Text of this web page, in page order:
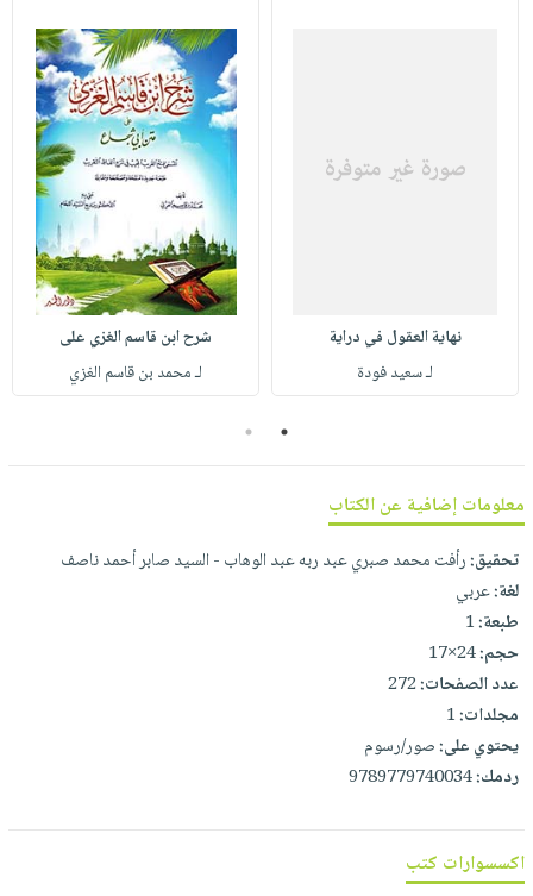
حقائب
صابون
مناسبات
حدود
فيديوهات
يتكرر
خدمات
نيل
وفرات
انشر
كتابك
تواصل
معنا
الإصدارات
نهاية العقول في دراية
لـ سعيد فودة
شرح ابن قاسم الغزي على
لـ محمد بن قاسم الغزي
1
2
معلومات إضافية عن الكتاب
تحقيق:رأفت محمد صبري عبد ربه عبد الوهاب - السيد صابر أحمد ناصف
لغة:عربي
طبعة:1
حجم:24×17
عدد الصفحات:272
مجلدات:1
يحتوي على:صور/رسوم
ردمك:9789779740034
اكسسوارات كتب